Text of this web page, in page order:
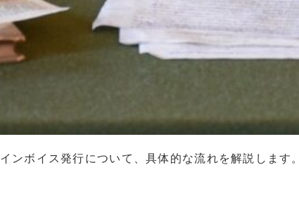
ンボイス発行について、具体的な流れを解説します。